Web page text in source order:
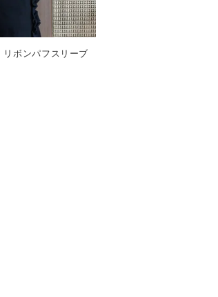
リボンパフスリーブ